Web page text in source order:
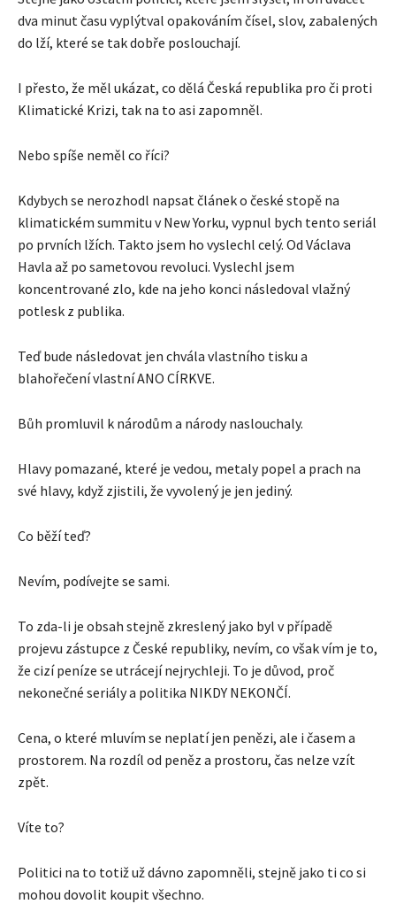
dva minut času vyplýtval opakováním čísel, slov, zabalených
do lží, které se tak dobře poslouchají.
I přesto, že měl ukázat, co dělá Česká republika pro či proti
Klimatické Krizi, tak na to asi zapomněl.
Nebo spíše neměl co říci?
Kdybych se nerozhodl napsat článek o české stopě na
klimatickém summitu v New Yorku, vypnul bych tento seriál
po prvních lžích. Takto jsem ho vyslechl celý. Od Václava
Havla až po sametovou revoluci. Vyslechl jsem
koncentrované zlo, kde na jeho konci následoval vlažný
potlesk z publika.
Teď bude následovat jen chvála vlastního tisku a
blahořečení vlastní ANO CÍRKVE.
Bůh promluvil k národům a národy naslouchaly.
Hlavy pomazané, které je vedou, metaly popel a prach na
své hlavy, když zjistili, že vyvolený je jen jediný.
Co běží teď?
Nevím, podívejte se sami.
To zda-li je obsah stejně zkreslený jako byl v případě
projevu zástupce z České republiky, nevím, co však vím je to,
že cizí peníze se utrácejí nejrychleji. To je důvod, proč
nekonečné seriály a politika NIKDY NEKONČÍ.
Cena, o které mluvím se neplatí jen penězi, ale i časem a
prostorem. Na rozdíl od peněz a prostoru, čas nelze vzít
zpět.
Víte to?
Politici na to totiž už dávno zapomněli, stejně jako ti co si
mohou dovolit koupit všechno.